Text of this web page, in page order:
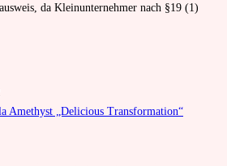
da Kleinunternehmer nach §19 (1)